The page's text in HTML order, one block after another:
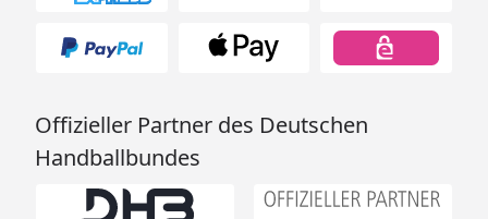
Offizieller Partner des Deutschen
Handballbundes